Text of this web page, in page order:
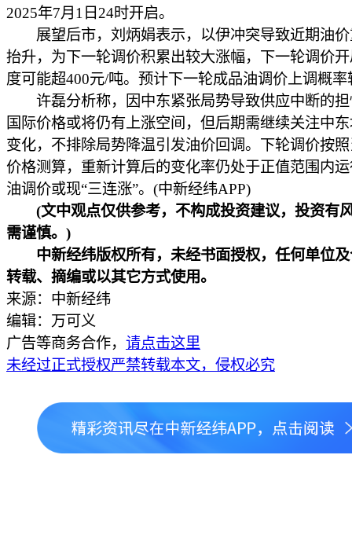
2025年7月1日24时开启。
展望后市，刘炳娟表示，以伊冲突导致近期油价
抬升，为下一轮调价积累出较大涨幅，下一轮调价
度可能超400元/吨。预计下一轮成品油调价上调概率
许磊分析称，因中东紧张局势导致供应中断的担
国际价格或将仍有上涨空间，但后期需继续关注中
变化，不排除局势降温引发油价回调。下轮调价按
价格测算，重新计算后的变化率仍处于正值范围内
油调价或现“三连涨”。(中新经纬APP)
(文中观点仅供参考，不构成投资建议，投资有
需谨慎。)
中新经纬版权所有，未经书面授权，任何单位及
转载、摘编或以其它方式使用。
来源：中新经纬
编辑：万可义
广告等商务合作， 请点击这里
未经过正式授权严禁转载本文，侵权必究